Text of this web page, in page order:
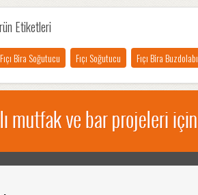
Etiketleri
Fıçı Bira Soğutucu Fıçı Soğutucu Fıçı Bira Buzdolabı